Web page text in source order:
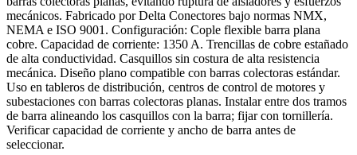
mecánicos. Fabricado por Delta Conectores bajo normas NMX,
NEMA e ISO 9001. Configuración: Cople flexible barra plana
cobre. Capacidad de corriente: 1350 A. Trencillas de cobre estañado
de alta conductividad. Casquillos sin costura de alta resistencia
mecánica. Diseño plano compatible con barras colectoras estándar.
Uso en tableros de distribución, centros de control de motores y
subestaciones con barras colectoras planas. Instalar entre dos tramos
de barra alineando los casquillos con la barra; fijar con tornillería.
Verificar capacidad de corriente y ancho de barra antes de
seleccionar.